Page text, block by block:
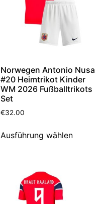
Norwegen Antonio Nusa
#20 Heimtrikot Kinder
WM 2026 Fußballtrikots
Set
€32.00
Ausführung wählen